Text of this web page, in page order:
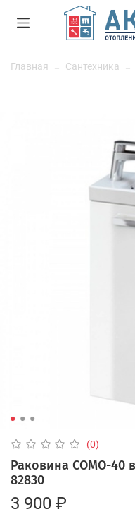
Главная Сантехника
(0)
Раковина COMO-40
82830
3 900 ₽